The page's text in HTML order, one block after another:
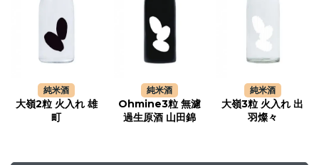
純米酒
大嶺2粒 火入れ 雄
町
純米酒
Ohmine3粒 無濾
過生原酒 山田錦
純米酒
大嶺3粒 火入れ 出
羽燦々